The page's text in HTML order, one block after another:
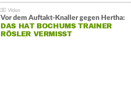
Vor dem Auftakt-Knaller gegen Hertha:
DAS HAT BOCHUMS TRAINER
RÖSLER VERMISST